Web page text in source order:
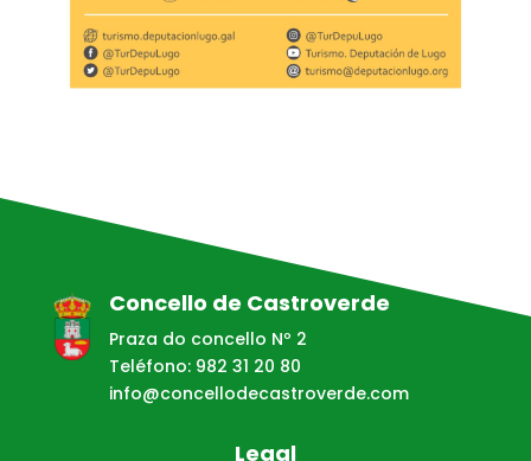
Concello de Castroverde
Praza do concello Nº 2
Teléfono: 982 31 20 80
info@concellodecastroverde.com
Legal